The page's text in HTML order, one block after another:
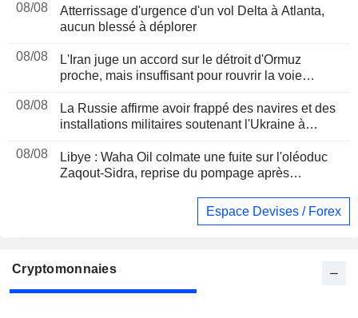
08/08
Atterrissage d'urgence d'un vol Delta à Atlanta,
aucun blessé à déplorer
08/08
L'Iran juge un accord sur le détroit d'Ormuz
proche, mais insuffisant pour rouvrir la voie
08/08
La Russie affirme avoir frappé des navires et des
installations militaires soutenant l'Ukraine à
08/08
Libye : Waha Oil colmate une fuite sur l'oléoduc
Zaqout-Sidra, reprise du pompage après
Espace Devises / Forex
Cryptomonnaies